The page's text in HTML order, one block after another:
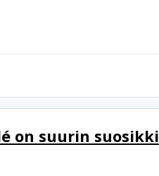
on suurin suosikki